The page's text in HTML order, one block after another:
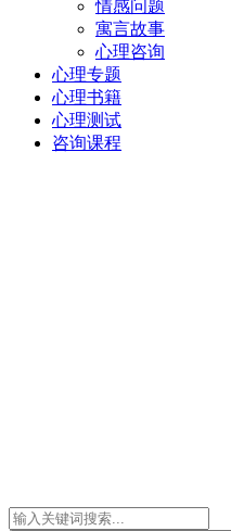
情感问题
寓言故事
心理咨询
心理专题
心理书籍
心理测试
咨询课程